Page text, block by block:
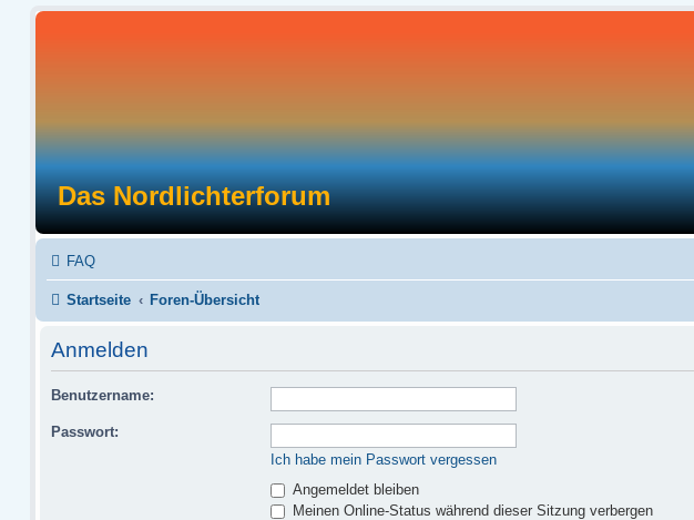
Das Nordlichterforum
FAQ
Startseite Foren-Übersicht
Anmelden
Benutzername:
Passwort:
Ich habe mein Passwort vergessen
Angemeldet bleiben
Meinen Online-Status während dieser Sitzung verbergen